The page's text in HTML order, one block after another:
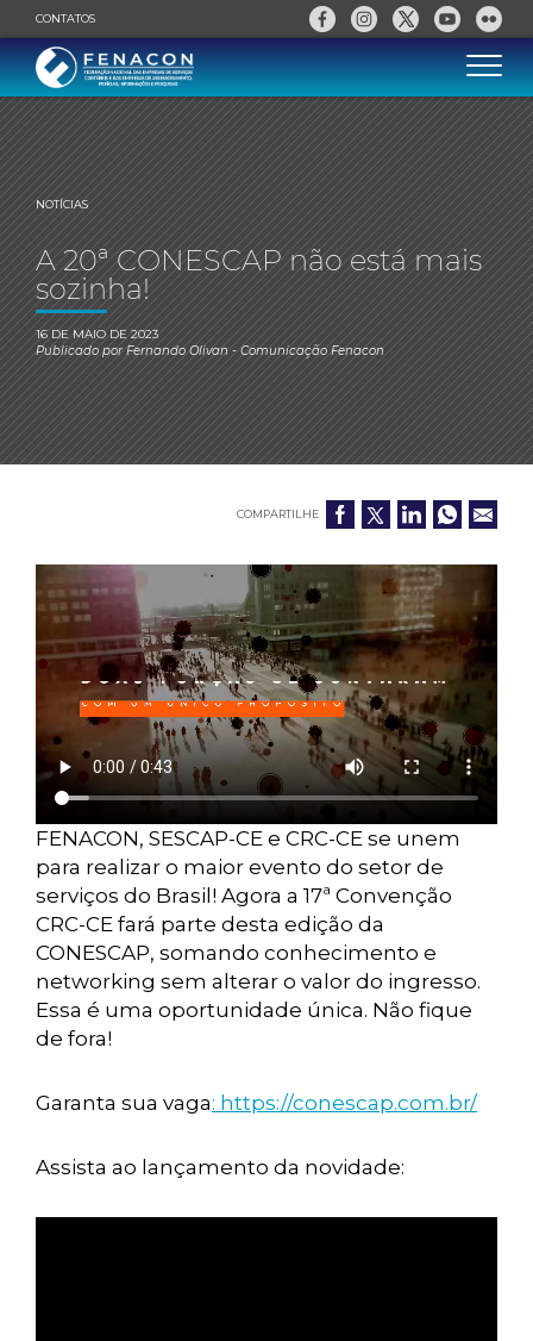
CONTATOS
NOTÍCIAS
A 20ª CONESCAP não está mais
sozinha!
16 DE MAIO DE 2023
Publicado porFernando Olivan- Comunicação Fenacon
COMPARTILHE
FENACON, SESCAP-CE e CRC-CE se unem
para realizar o maior evento do setor de
serviços do Brasil! Agora a 17ª Convenção
CRC-CE fará parte desta edição da
CONESCAP, somando conhecimento e
networking sem alterar o valor do ingresso.
Essa é uma oportunidade única. Não fique
de fora!
Garanta sua vaga: https://conescap.com.br/
Assista ao lançamento da novidade: